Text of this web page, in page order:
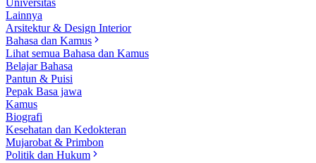
Universitas
Lainnya
Arsitektur & Design Interior
Bahasa dan Kamus
Lihat semua Bahasa dan Kamus
Belajar Bahasa
Pantun & Puisi
Pepak Basa jawa
Kamus
Biografi
Kesehatan dan Kedokteran
Mujarobat & Primbon
Politik dan Hukum